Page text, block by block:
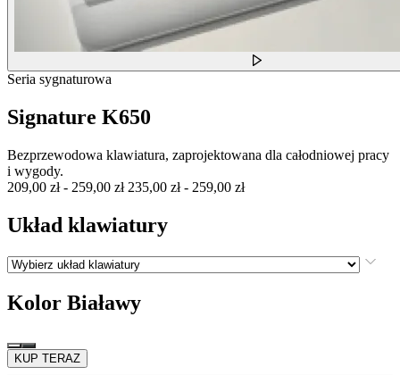
Seria sygnaturowa
Signature K650
Bezprzewodowa klawiatura, zaprojektowana dla całodniowej pracy
i wygody.
209,00 zł- 259,00 zł 235,00 zł- 259,00 zł
Układ klawiatury
Kolor Białawy
KUP TERAZ